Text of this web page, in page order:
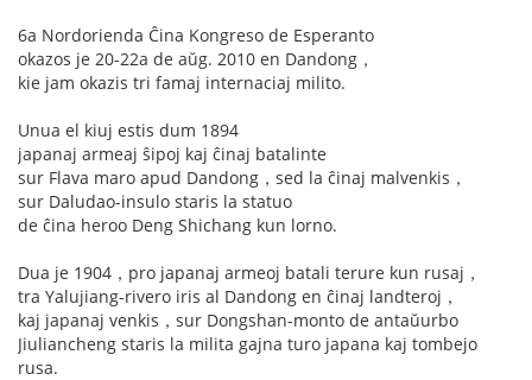
6a Nordorienda Ĉina Kongreso de Esperanto
okazos je 20-22a de aŭg. 2010 en Dandong，
kie jam okazis tri famaj internaciaj milito.
Unua el kiuj estis dum 1894
japanaj armeaj ŝipoj kaj ĉinaj batalinte
sur Flava maro apud Dandong，sed la ĉinaj malvenkis，
sur Daludao-insulo staris la statuo
de ĉina heroo Deng Shichang kun lorno.
Dua je 1904，pro japanaj armeoj batali terure kun rusaj，
tra Yalujiang-rivero iris al Dandong en ĉinaj landteroj，
kaj japanaj venkis，sur Dongshan-monto de antaŭurbo
Jiuliancheng staris la milita gajna turo japana kaj tombejo
rusa.